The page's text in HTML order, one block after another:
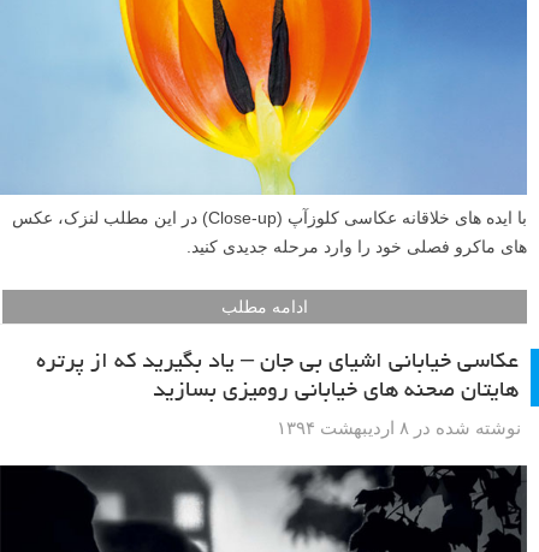
سیب ها را چه شکلی دوست دارید؟ در این آموزش کوتاه لنزک ما به شما
نشان می دهیم که چطور در عکاسی یک خطای دید جالب بسازید و با استفاده
از میوه ها، یک صحنه تاثیر گذار اشیاء بی جان خلق کنید.
ادامه مطلب